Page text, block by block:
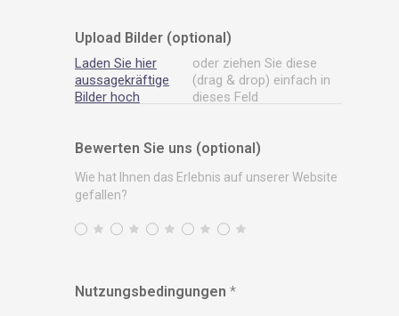
Upload Bilder (optional)
Laden Sie hier
aussagekräftige
Bilder hoch
oder ziehen Sie diese
(drag & drop) einfach in
dieses Feld
Bewerten Sie uns (optional)
Wie hat Ihnen das Erlebnis auf unserer Website
gefallen?
Nutzungsbedingungen *